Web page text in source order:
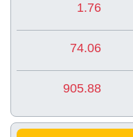
1.76
74.06
905.88